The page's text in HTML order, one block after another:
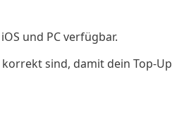
und PC verfügbar.
sind, damit dein Top-Up